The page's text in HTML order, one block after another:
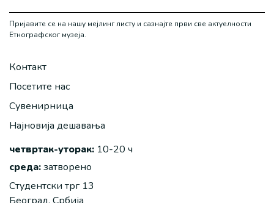
Пријавите се на нашу мејлинг листу и сазнајте први све актуелности
Етнографског музеја.
Контакт
Посетите нас
Сувенирница
Најновија дешавања
четвртак-уторак: 10-20 ч
среда:затворено
Студентски трг 13